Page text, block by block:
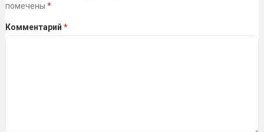
помечены *
Комментарий *